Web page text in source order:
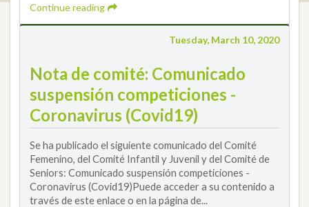
Continue reading
Tuesday, March 10, 2020
Nota de comité: Comunicado
suspensión competiciones -
Coronavirus (Covid19)
Se ha publicado el siguiente comunicado del Comité
Femenino, del Comité Infantil y Juvenil y del Comité de
Seniors: Comunicado suspensión competiciones -
Coronavirus (Covid19)Puede acceder a su contenido a
través de este enlace o en la página de...